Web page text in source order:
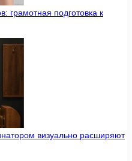
грамотная подготовка к
визуально расширяют